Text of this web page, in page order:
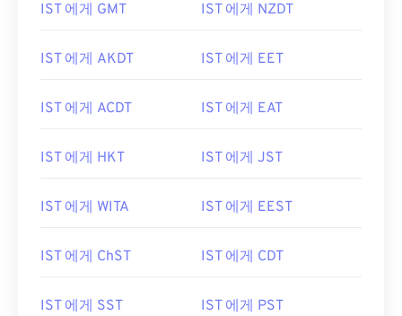
IST 에게 GMT IST 에게 NZDT
IST 에게 AKDT IST 에게 EET
IST 에게 ACDT IST 에게 EAT
IST 에게 HKT IST 에게 JST
IST 에게 WITA IST 에게 EEST
IST 에게 ChST IST 에게 CDT
IST 에게 SST IST 에게 PST